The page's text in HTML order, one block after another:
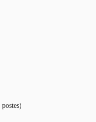
postes)